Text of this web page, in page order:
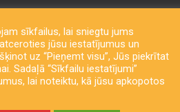
sīkfailus, lai sniegtu jums
jūsu iestatījumus un
uz “Pieņemt visu”, Jūs piekrītat
Sadaļā “Sīkfailu iestatījumi”
lai noteiktu, kā jūsu apkopotos